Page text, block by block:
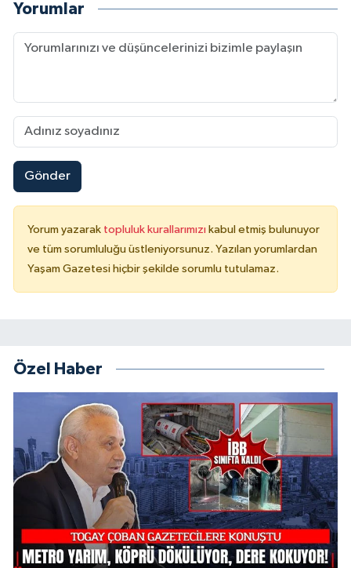
Yorumlar
Gönder
Yorum yazarak topluluk kurallarımızı kabul etmiş bulunuyor
ve tüm sorumluluğu üstleniyorsunuz. Yazılan yorumlardan
Yaşam Gazetesi hiçbir şekilde sorumlu tutulamaz.
Özel Haber